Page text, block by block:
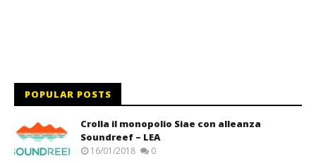
POPULAR POSTS
Crolla il monopolio Siae con alleanza
Soundreef – LEA
16/01/2018 0